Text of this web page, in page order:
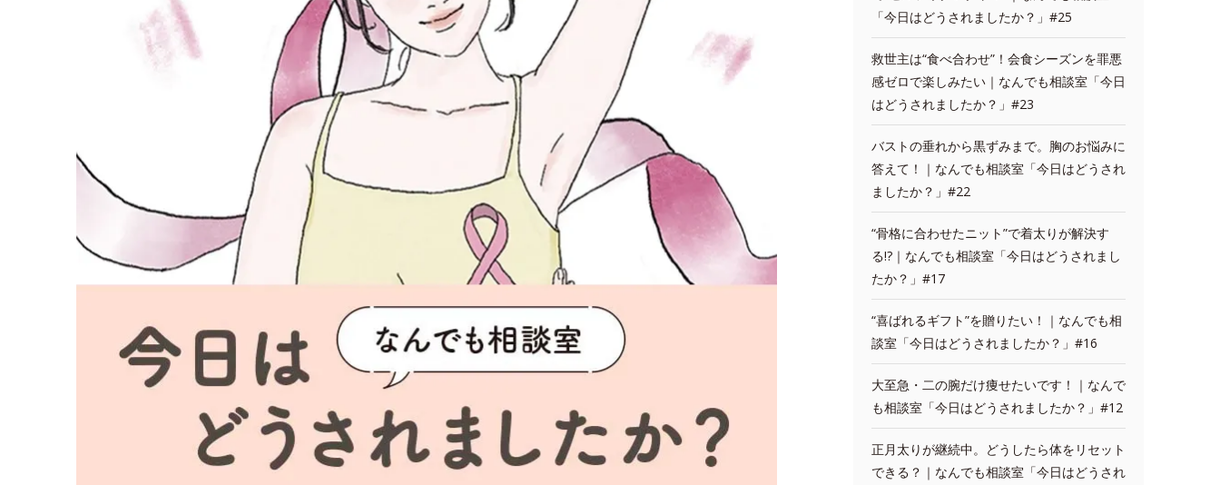
「今日はどうされましたか？」#25
救世主は“食べ合わせ”！会食シーズンを罪悪
感ゼロで楽しみたい｜なんでも相談室「今日
はどうされましたか？」#23
バストの垂れから黒ずみまで。胸のお悩みに
答えて！｜なんでも相談室「今日はどうされ
ましたか？」#22
“骨格に合わせたニット”で着太りが解決す
る!?｜なんでも相談室「今日はどうされまし
たか？」#17
“喜ばれるギフト”を贈りたい！｜なんでも相
談室「今日はどうされましたか？」#16
大至急・二の腕だけ痩せたいです！｜なんで
も相談室「今日はどうされましたか？」#12
正月太りが継続中。どうしたら体をリセット
できる？｜なんでも相談室「今日はどうされ